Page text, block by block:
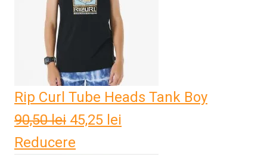
Rip Curl Tube Heads Tank Boy
90,50lei Prețul
inițial
45,25 lei
Reducere